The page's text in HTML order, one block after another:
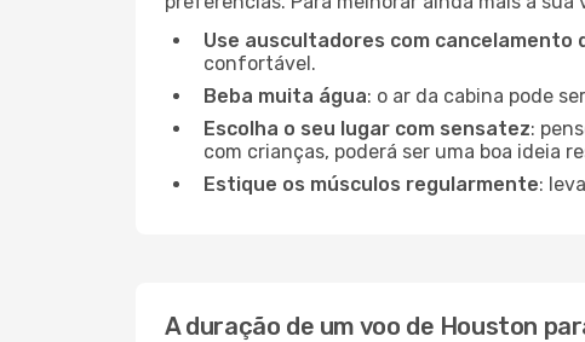
Use auscultadores com cancelamento
confortável.
Beba muita água: o ar da cabina pode
Escolha o seu lugar com sensatez:
com crianças, poderá ser uma boa ideia
Estique os músculos regularmente:
A duração de um voo de Houston